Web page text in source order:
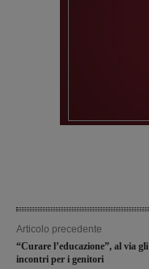
Articolo precedente
“Curare l’educazione”, al via gli
incontri per i genitori